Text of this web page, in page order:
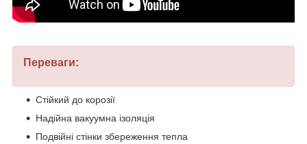
Переваги:
Стійкий до корозії
Надійна вакуумна ізоляція
Подвійні стінки збереження тепла